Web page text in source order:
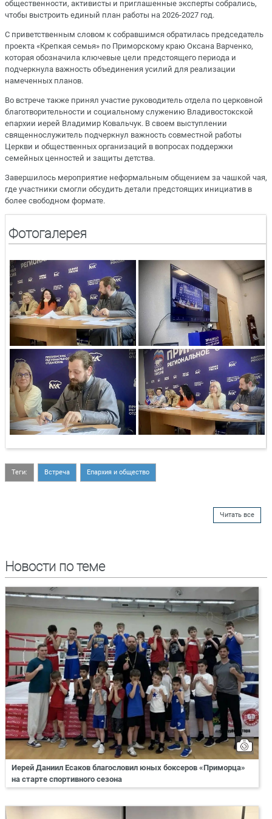
общественности, активисты и приглашенные эксперты собрались,
чтобы выстроить единый план работы на 2026-2027 год.
С приветственным словом к собравшимся обратилась председатель
проекта «Крепкая семья» по Приморскому краю Оксана Варченко,
которая обозначила ключевые цели предстоящего периода и
подчеркнула важность объединения усилий для реализации
намеченных планов.
Во встрече также принял участие руководитель отдела по церковной
благотворительности и социальному служению Владивостокской
епархии иерей Владимир Ковальчук. В своем выступлении
священнослужитель подчеркнул важность совместной работы
Церкви и общественных организаций в вопросах поддержки
семейных ценностей и защиты детства.
Завершилось мероприятие неформальным общением за чашкой чая,
где участники смогли обсудить детали предстоящих инициатив в
более свободном формате.
Фотогалерея
Теги: Встреча Епархия и общество
Читать все
Новости по теме
Иерей Даниил Есаков благословил юных боксеров «Приморца»
на старте спортивного сезона